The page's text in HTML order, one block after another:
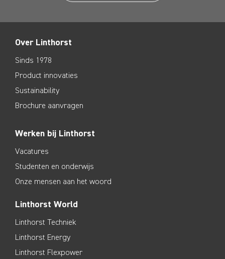
Over Linthorst
Sinds 1978
Product innovaties
Sustainability
Brochure aanvragen
Werken bij Linthorst
Vacatures
Studenten en onderwijs
Onze mensen aan het woord
Linthorst World
Linthorst Techniek
Linthorst Energy
Linthorst Flexpower